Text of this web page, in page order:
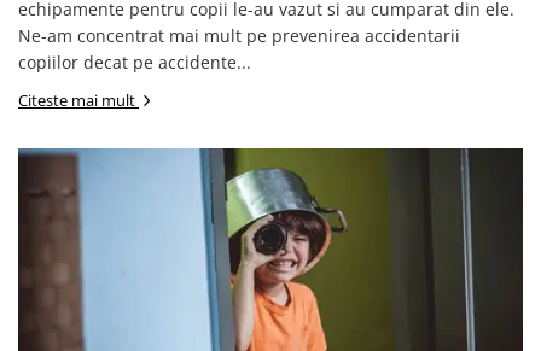
echipamente pentru copii le-au vazut si au cumparat din ele.
Ne-am concentrat mai mult pe prevenirea accidentarii
copiilor decat pe accidente...
Citeste mai mult